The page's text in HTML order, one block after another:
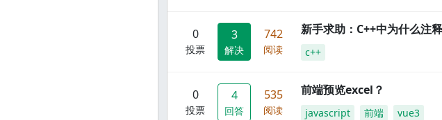
0
投票
3
解决
742
阅读
新手求助：C++中为什么注
c++
0
投票
4
回答
535
阅读
前端预览excel？
javascript 前端 vue3